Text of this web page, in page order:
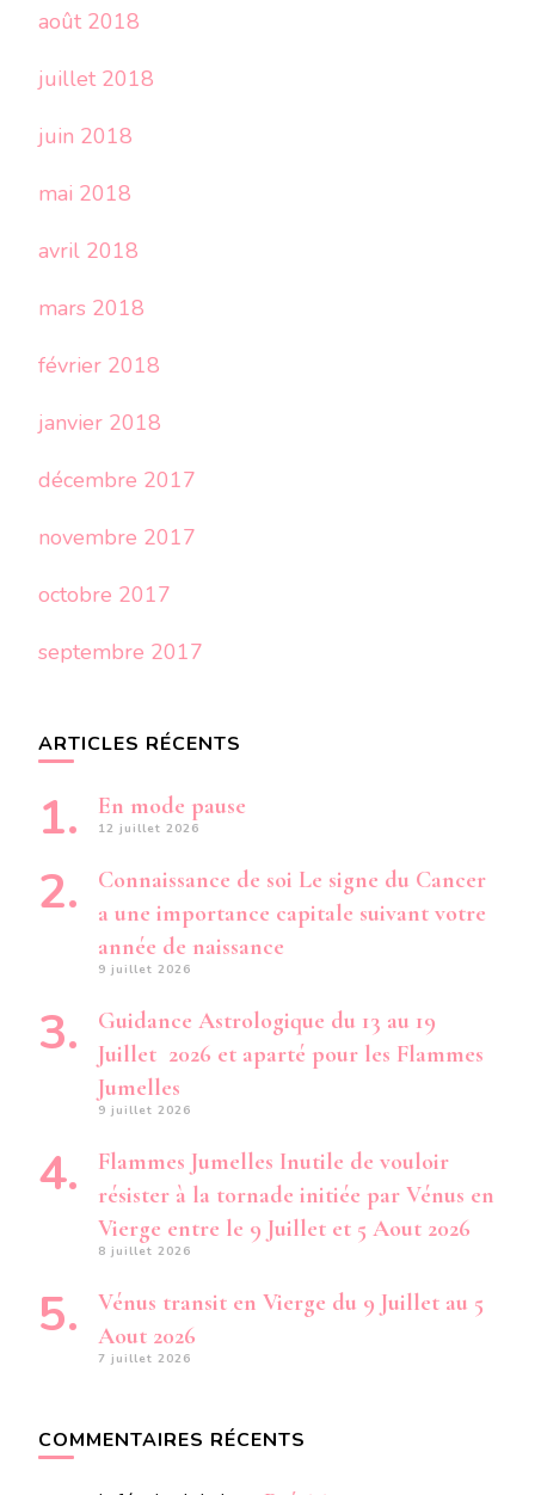
août 2018
juillet 2018
juin 2018
mai 2018
avril 2018
mars 2018
février 2018
janvier 2018
décembre 2017
novembre 2017
octobre 2017
septembre 2017
ARTICLES RÉCENTS
En mode pause
12 juillet 2026
Connaissance de soi Le signe du Cancer
a une importance capitale suivant votre
année de naissance
9 juillet 2026
Guidance Astrologique du 13 au 19
Juillet 2026 et aparté pour les Flammes
Jumelles
9 juillet 2026
Flammes Jumelles Inutile de vouloir
résister à la tornade initiée par Vénus en
Vierge entre le 9 Juillet et 5 Aout 2026
8 juillet 2026
Vénus transit en Vierge du 9 Juillet au 5
Aout 2026
7 juillet 2026
COMMENTAIRES RÉCENTS